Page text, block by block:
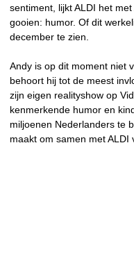
sentiment, lijkt ALDI het
gooien: humor. Of dit
december te zien.
Andy is op dit moment niet
behoort hij tot de meest
zijn eigen realityshow op
kenmerkende humor en
miljoenen Nederlanders te
maakt om samen met ALDI